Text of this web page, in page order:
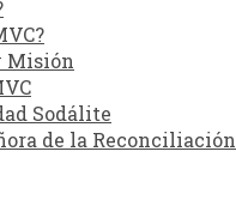
Misión
Sodálite
de la Reconciliación